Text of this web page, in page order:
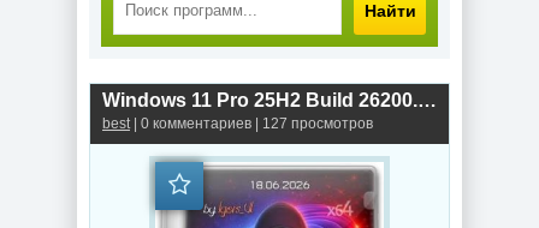
Найти
Windows 11 Pro 25H2 Build 26200.8655 by Igors_VL
best| 0 комментариев | 127 просмотров